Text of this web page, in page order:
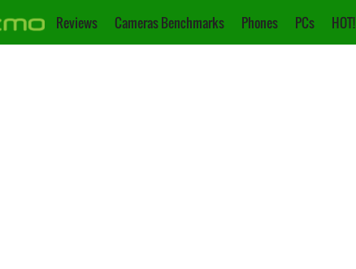
Reviews Cameras Benchmarks Phones PCs HOT!